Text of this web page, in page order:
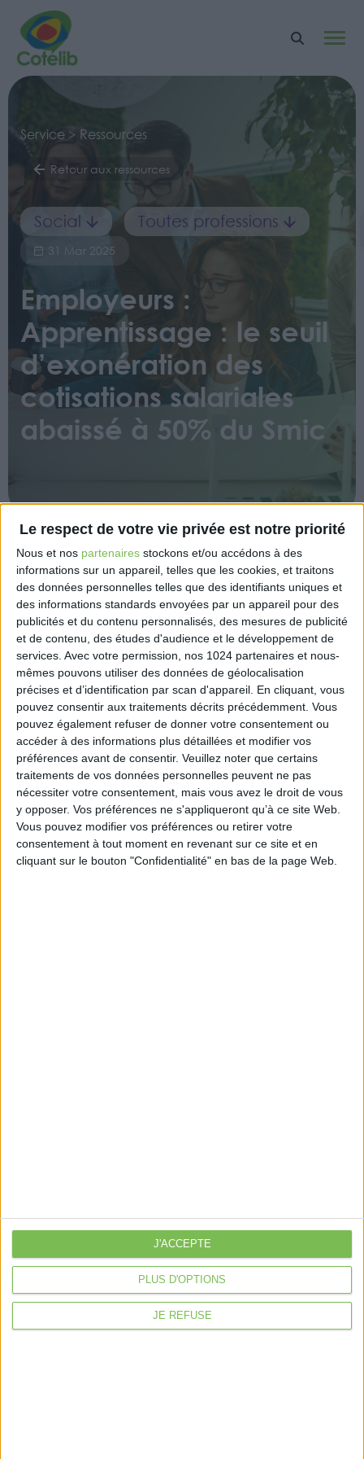
Le respect de votre vie privée est notre priorité
Nous et nos partenaires stockons et/ou accédons à des
informations sur un appareil, telles que les cookies, et traitons
des données personnelles telles que des identifiants uniques et
des informations standards envoyées par un appareil pour des
publicités et du contenu personnalisés, des mesures de publicité
et de contenu, des études d'audience et le développement de
services. Avec votre permission, nos 1024 partenaires et nous-
mêmes pouvons utiliser des données de géolocalisation
précises et d’identification par scan d'appareil. En cliquant, vous
pouvez consentir aux traitements décrits précédemment. Vous
pouvez également refuser de donner votre consentement ou
accéder à des informations plus détaillées et modifier vos
préférences avant de consentir. Veuillez noter que certains
traitements de vos données personnelles peuvent ne pas
nécessiter votre consentement, mais vous avez le droit de vous
y opposer. Vos préférences ne s'appliqueront qu’à ce site Web.
Vous pouvez modifier vos préférences ou retirer votre
consentement à tout moment en revenant sur ce site et en
cliquant sur le bouton "Confidentialité" en bas de la page Web.
PLUS D'OPTIONS
JE REFUSE
J'ACCEPTE
Service > Ressources
Retour aux ressources
Social Toutes professions
31 Mar 2025
Employeurs :
Apprentissage : le seuil
d’exonération des
cotisations salariales
abaissé à 50% du Smic
Un décret publié au Journal officiel du 30 mars 2025
réduit le seuil d’exonération des cotisations
salariales applicable aux apprentis. À compter du
1er mars 2025, seuls les salaires inférieurs ou égaux à
50% du Smic bénéficient d’une exonération totale,
contre 79% précédemment.
Prévue par la loi de financement de la sécurité
sociale pour 2025, cette mesure s’applique aux
contrats d’apprentissage conclus à partir de cette
date. Elle vise à harmoniser les règles applicables et
à recentrer l’exonération sur les rémunérations les
plus faibles, tout en préservant l’attractivité du
dispositif pour les jeunes en formation.
https://www.legifrance.gouv.fr/jorf/id/
Déclaration Impôt sur le Revenu
Location de bureaux
Examen de Conformité Fiscale